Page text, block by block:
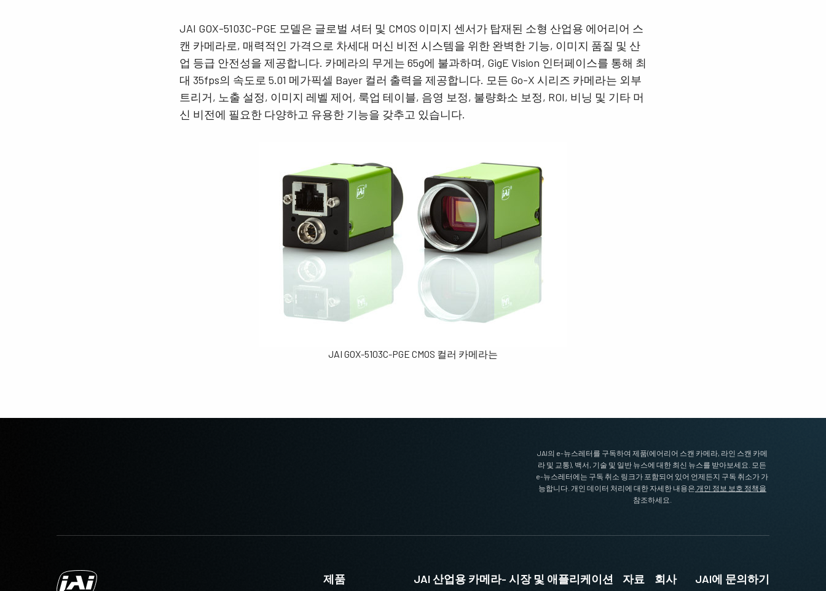
JAI GOX-5103C-PGE 모델은 글로벌 셔터 및 CMOS 이미지 센서가 탑재된 소형 산업용 에어리어 스
캔 카메라로, 매력적인 가격으로 차세대 머신 비전 시스템을 위한 완벽한 기능, 이미지 품질 및 산
업 등급 ​​안전성을 제공합니다. 카메라의 무게는 65g에 불과하며, GigE Vision 인터페이스를 통해 최
대 35fps의 속도로 5.01 메가픽셀 Bayer 컬러 출력을 제공합니다. 모든 Go-X 시리즈 카메라는 외부
트리거, 노출 설정, 이미지 레벨 제어, 룩업 테이블, 음영 보정, 불량화소 보정, ROI, 비닝 및 기타 머
신 비전에 필요한 다양하고 유용한 기능을 갖추고 있습니다.
JAI GOX-5103C-PGE CMOS 컬러 카메라는
JAI의 e-뉴스레터를 구독하여 제품(에어리어 스캔 카메라, 라인 스캔 카메
라 및 교통), 백서, 기술 및 일반 뉴스에 대한 최신 뉴스를 받아보세요. 모든
e-뉴스레터에는 구독 취소 링크가 포함되어 있어 언제든지 구독 취소가 가
능합니다. 개인 데이터 처리에 대한 자세한 내용은 개인 정보 보호 정책을
참조하세요.
제품 JAI 산업용 카메라- 시장 및 애플리케이션 자료 회사 JAI에 문의하기